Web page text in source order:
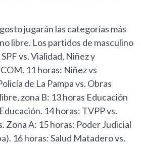
jugarán las categorías más
libre. Los partidos de masculino
vs. Vialidad, Niñez y
11 horas: Niñez vs
de La Pampa vs. Obras
zona B: 13 horas Educación
14 horas: TVPP vs.
Zona A: 15 horas: Poder Judicial
16 horas: Salud Matadero vs.